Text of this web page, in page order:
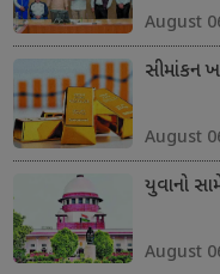
August
સીમાંકન
August
યુવાનો
August